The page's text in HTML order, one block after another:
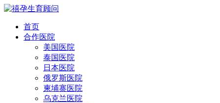
首页
合作医院
美国医院
泰国医院
日本医院
俄罗斯医院
柬埔寨医院
乌克兰医院